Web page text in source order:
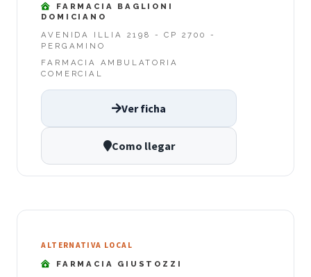
FARMACIA BAGLIONI
DOMICIANO
AVENIDA ILLIA 2198 - CP 2700 -
PERGAMINO
FARMACIA AMBULATORIA
COMERCIAL
Ver ficha
Como llegar
ALTERNATIVA LOCAL
FARMACIA GIUSTOZZI